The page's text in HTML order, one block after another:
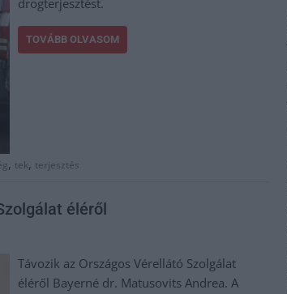
TOVÁBB OLVASOM
, tek, terjesztés
éléről
Távozik az Országos Vérellátó Szolgálat
éléről Bayerné dr. Matusovits Andrea. A